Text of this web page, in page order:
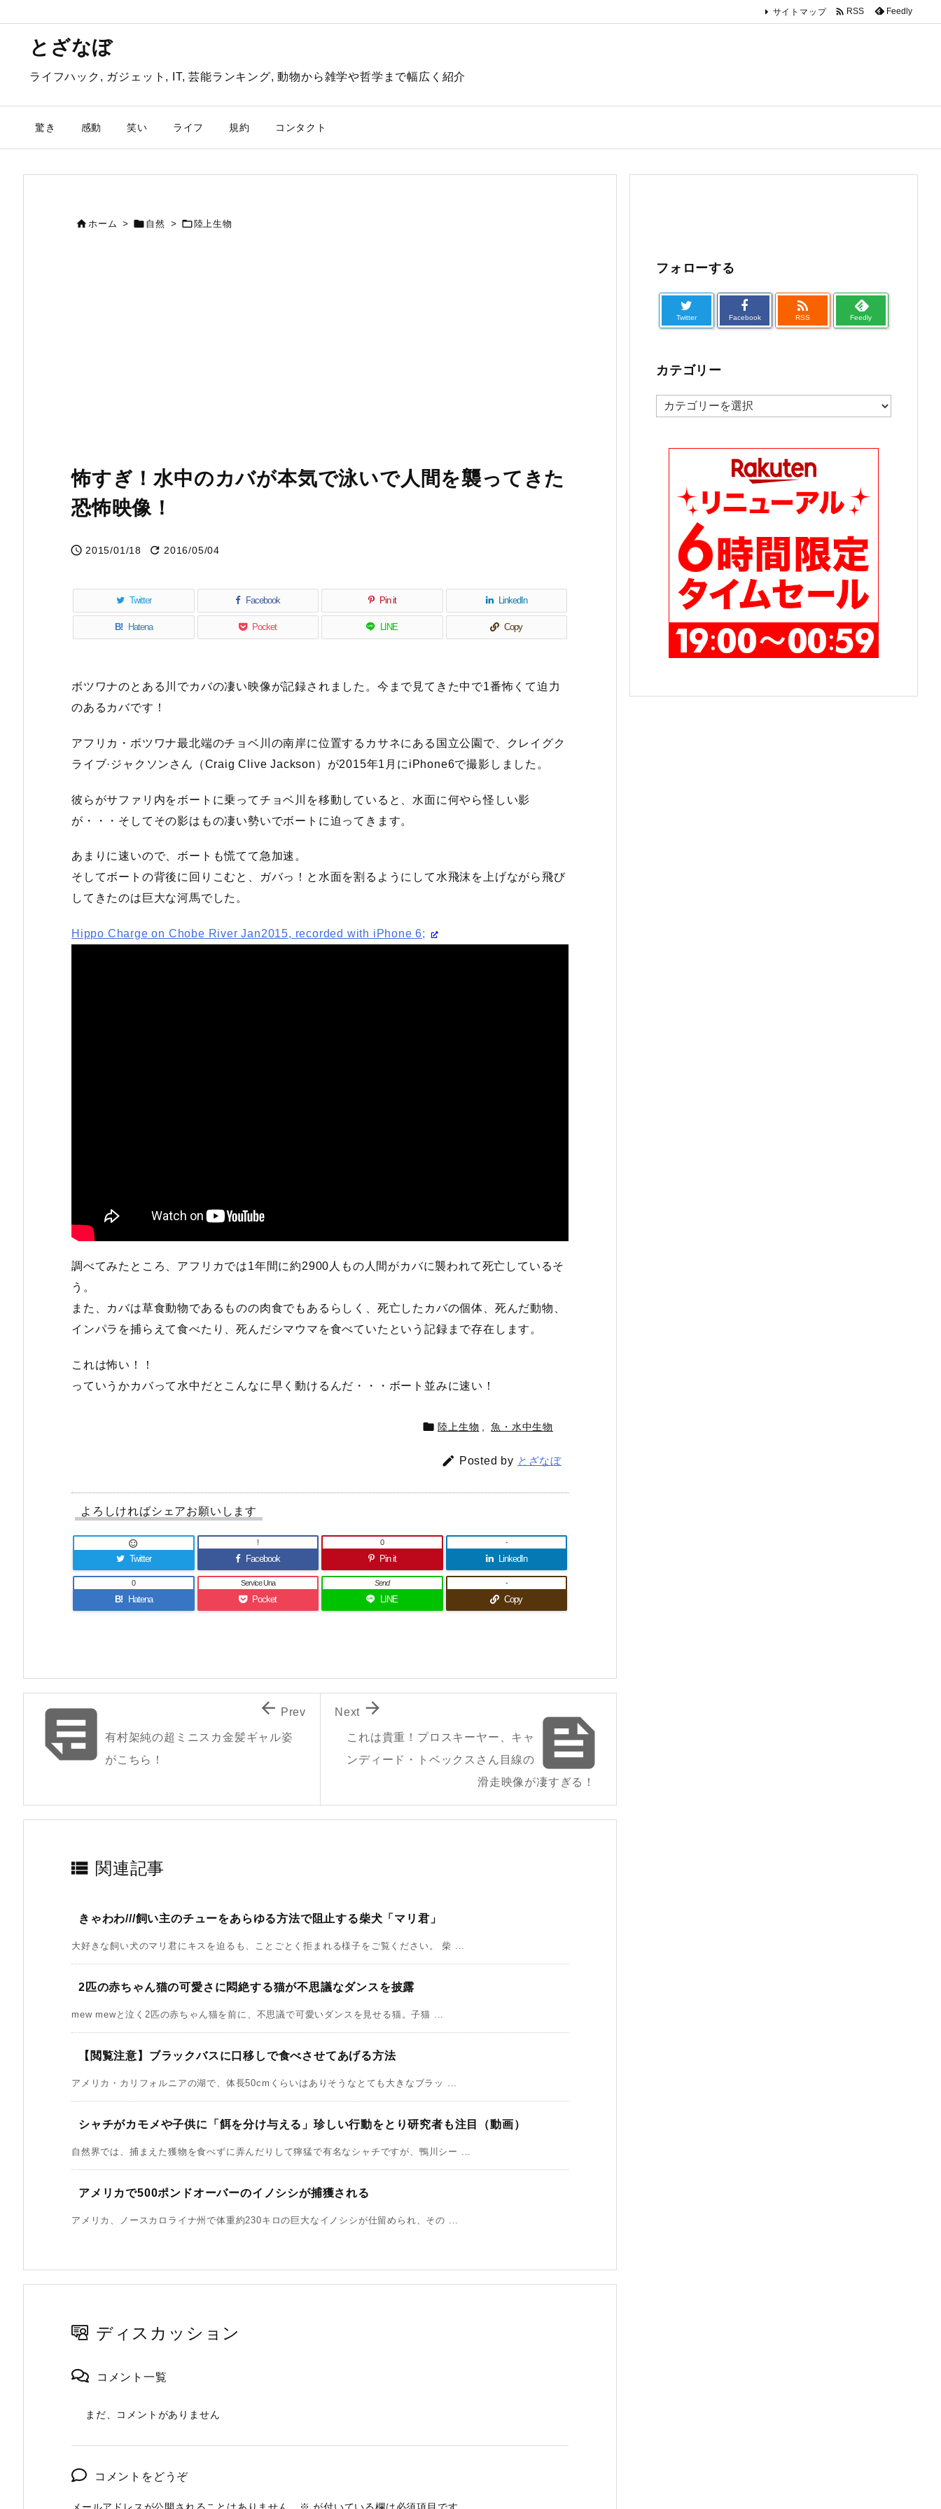
とざなぼ
ライフハック, ガジェット, IT, 芸能ランキング, 動物から雑学や哲学まで幅広く紹介
驚き 感動 笑い ライフ 規約 コンタクト
サイトマップ  RSS Feedly
ホーム >  自然 >  陸上生物
怖すぎ！水中のカバが本気で泳いで人間を襲ってきた
恐怖映像！
 2015/01/18  2016/05/04
Twitter Facebook Pin it LinkedIn
B! Hatena Pocket LINE Copy
ボツワナのとある川でカバの凄い映像が記録されました。今まで見てきた中で1番怖くて迫力
のあるカバです！
アフリカ・ボツワナ最北端のチョベ川の南岸に位置するカサネにある国立公園で、クレイ​​グク
ライブ·ジャクソンさん（Craig Clive Jackson）が2015年1月にiPhone6で撮影しました。
彼らがサファリ内をボートに乗ってチョベ川を移動していると、水面に何やら怪しい影
が・・・そしてその影はもの凄い勢いでボートに迫ってきます。
あまりに速いので、ボートも慌てて急加速。
そしてボートの背後に回りこむと、ガバっ！と水面を割るようにして水飛沫を上げながら飛び
してきたのは巨大な河馬でした。
Hippo Charge on Chobe River Jan2015, recorded with iPhone 6;
調べてみたところ、アフリカでは1年間に約2900人もの人間がカバに襲われて死亡しているそ
う。
また、カバは草食動物であるものの肉食でもあるらしく、死亡したカバの個体、死んだ動物、
インパラを捕らえて食べたり、死んだシマウマを食べていたという記録まで存在します。
これは怖い！！
っていうかカバって水中だとこんなに早く動けるんだ・・・ボート並みに速い！
 陸上生物 魚・水中生物
 Posted by とざなぼ
よろしければシェアお願いします
Twitter

Facebook
!
Pin it
0
LinkedIn
-
B! Hatena
0
Pocket
Service Una
LINE
Send
Copy
-

これは貴重！プロスキーヤー、キャ
ンディード・トベックスさん目線の
滑走映像が凄すぎる！

Next
有村架純の超ミニスカ金髪ギャル姿
がこちら！
 Prev
 関連記事
きゃわわ///飼い主のチューをあらゆる方法で阻止する柴犬「マリ君」
大好きな飼い犬のマリ君にキスを迫るも、ことごとく拒まれる様子をご覧ください。 柴 ...
2匹の赤ちゃん猫の可愛さに悶絶する猫が不思議なダンスを披露
mew mewと泣く2匹の赤ちゃん猫を前に、不思議で可愛いダンスを見せる猫。子猫 ...
【閲覧注意】ブラックバスに口移しで食べさせてあげる方法
アメリカ・カリフォルニアの湖で、体長50cmくらいはありそうなとても大きなブラッ ...
シャチがカモメや子供に「餌を分け与える」珍しい行動をとり研究者も注目（動画）
自然界では、捕まえた獲物を食べずに弄んだりして獰猛で有名なシャチですが、鴨川シー ...
アメリカで500ポンドオーバーのイノシシが捕獲される
アメリカ、ノースカロライナ州で体重約230キロの巨大なイノシシが仕留められ、その ...
ディスカッション
コメント一覧
まだ、コメントがありません
コメントをどうぞ
メールアドレスが公開されることはありません。 ※ が付いている欄は必須項目です
フォローする
Twitter Facebook

RSS Feedly
カテゴリー
カ